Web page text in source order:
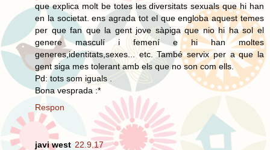
que explica molt be totes les diversitats sexuals que hi han
en la societat. ens agrada tot el que engloba aquest temes
per que fan que la gent jove sàpiga que nio hi ha sol el
genere masculí i femení e hi han moltes
generes,identitats,sexes... etc. També servix per a que la
gent siga mes tolerant amb els que no son com ells.
Pd: tots som iguals .
Bona vesprada :*
Respon
javi west 22.9.17